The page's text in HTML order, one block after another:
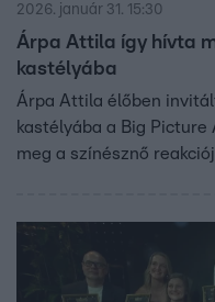
2026. január 31. 15:30
Árpa Attila így hívta
kastélyába
Árpa Attila élőben
kastélyába a Big
meg a színésznő